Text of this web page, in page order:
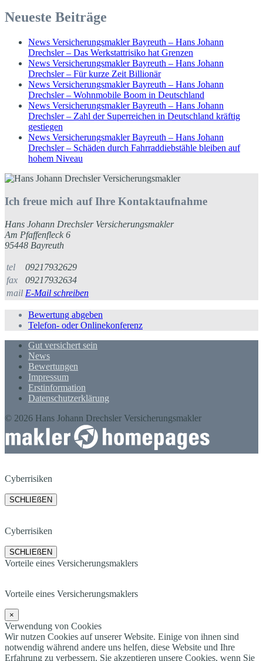
Neueste Beiträge
News Versicherungsmakler Bayreuth – Hans Johann
Drechsler – Das Werkstattrisiko hat Grenzen
News Versicherungsmakler Bayreuth – Hans Johann
Drechsler – Für kurze Zeit Billionär
News Versicherungsmakler Bayreuth – Hans Johann
Drechsler – Wohnmobile Boom in Deutschland
News Versicherungsmakler Bayreuth – Hans Johann
Drechsler – Zahl der Superreichen in Deutschland kräftig
gestiegen
News Versicherungsmakler Bayreuth – Hans Johann
Drechsler – Schäden durch Fahrraddiebstähle bleiben auf
hohem Niveau
Ich freue mich auf Ihre Kontaktaufnahme
Hans Johann Drechsler Versicherungsmakler
Am Pfaffenfleck 6
95448 Bayreuth
tel
09217932629
fax
09217932634
mail E-Mail schreiben
Bewertung abgeben
Telefon- oder Onlinekonferenz
Gut versichert sein
News
Bewertungen
Impressum
Erstinformation
Datenschutzerklärung
© 2026 Hans Johann Drechsler Versicherungsmakler
Cyberrisiken
SCHLIEßEN
Cyberrisiken
SCHLIEßEN
Vorteile eines Versicherungsmaklers
Vorteile eines Versicherungsmaklers
×
Verwendung von Cookies
Wir nutzen Cookies auf unserer Website. Einige von ihnen sind
notwendig während andere uns helfen, diese Website und Ihre
Erfahrung zu verbessern. Sie akzeptieren unsere Cookies, wenn Sie